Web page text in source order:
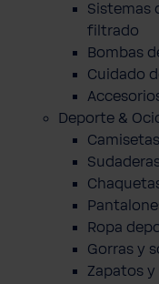
Sistemas
filtrado
Bombas
Cuidado
Deporte &
Camisetas
Ropa
Gorras y
Zapatos